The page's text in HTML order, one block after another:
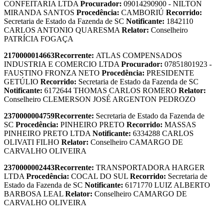
CONFEITARIA LTDA Procurador: 09014290900 - NILTON
MIRANDA SANTOS Procedência: CAMBORIÚ Recorrido:
Secretaria de Estado da Fazenda de SC Notificante: 1842110
CARLOS ANTONIO QUARESMA Relator: Conselheiro
PATRÍCIA FOGAÇA
2170000014663Recorrente: ATLAS COMPENSADOS
INDUSTRIA E COMERCIO LTDA Procurador: 07851801923 -
FAUSTINO FRONZA NETO Procedência: PRESIDENTE
GETÚLIO Recorrido: Secretaria de Estado da Fazenda de SC
Notificante: 6172644 THOMAS CARLOS ROMERO Relator:
Conselheiro CLEMERSON JOSÉ ARGENTON PEDROZO
2370000004759Recorrente: Secretaria de Estado da Fazenda de
SC Procedência: PINHEIRO PRETO Recorrido: MASSAS
PINHEIRO PRETO LTDA Notificante: 6334288 CARLOS
OLIVATI FILHO Relator: Conselheiro CAMARGO DE
CARVALHO OLIVEIRA
2370000002443Recorrente: TRANSPORTADORA HARGER
LTDA Procedência: COCAL DO SUL Recorrido: Secretaria de
Estado da Fazenda de SC Notificante: 6171770 LUIZ ALBERTO
BARBOSA LEAL Relator: Conselheiro CAMARGO DE
CARVALHO OLIVEIRA